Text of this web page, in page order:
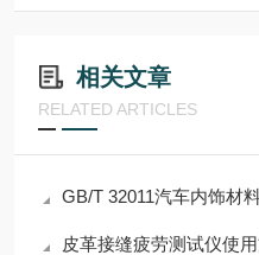
相关文章
RELATED ARTICLES
GB/T 32011汽车内饰材料接
皮革接缝疲劳测试仪使